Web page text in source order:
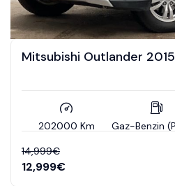
Mitsubishi Outlander 2015
202000 Km
14,999€
12,999€